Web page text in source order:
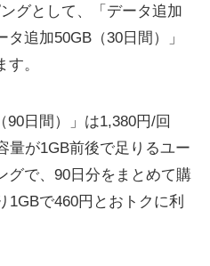
グとして、「データ追加
追加50GB（30日間）」
。
90日間）」は1,380円/回
量が1GB前後で足りるユー
グで、90日分をまとめて購
1GBで460円とおトクに利